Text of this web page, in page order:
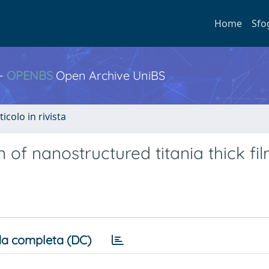
Home
OPENBS Open Archive UniBS
in rivista
of nanostructured titania thick
completa (DC)